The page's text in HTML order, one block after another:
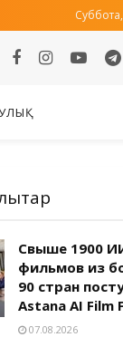
Свыше 1900
фильмов из
90 стран
Astana AI Film
07.08.2026